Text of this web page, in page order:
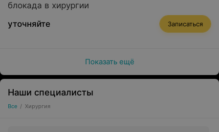
блокада в хирургии
уточняйте
Записаться
Показать ещё
Наши специалисты
Все / Хирургия